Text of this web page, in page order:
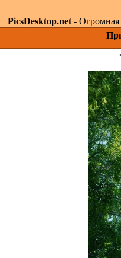
PicsDesktop.net- Огромная